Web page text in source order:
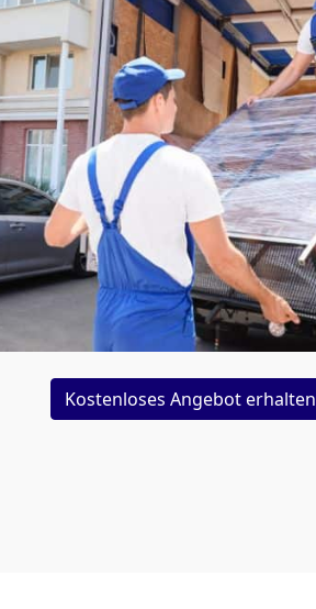
Kostenloses Angebot erhalten